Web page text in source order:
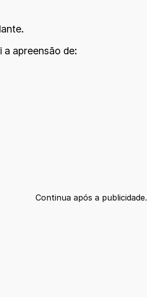
apreensão de:
Continua após a publicidade.